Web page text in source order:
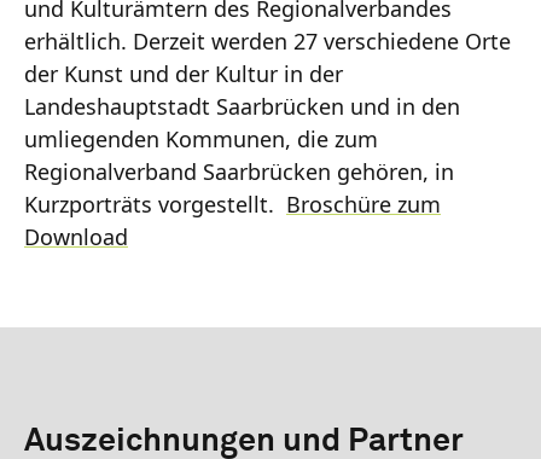
und Kulturämtern des Regionalverbandes
erhältlich. Derzeit werden 27 verschiedene Orte
der Kunst und der Kultur in der
Landeshauptstadt Saarbrücken und in den
umliegenden Kommunen, die zum
Regionalverband Saarbrücken gehören, in
Kurzporträts vorgestellt. Broschüre zum
Download
Auszeichnungen und Partner